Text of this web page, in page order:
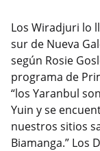
Los Wiradjuri lo
sur de Nueva
según Rosie
programa de
“los Yaranbul
Yuin y se
nuestros sitios
Biamanga.” Los